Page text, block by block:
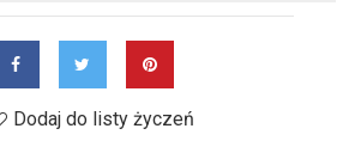
Dodaj do listy życzeń